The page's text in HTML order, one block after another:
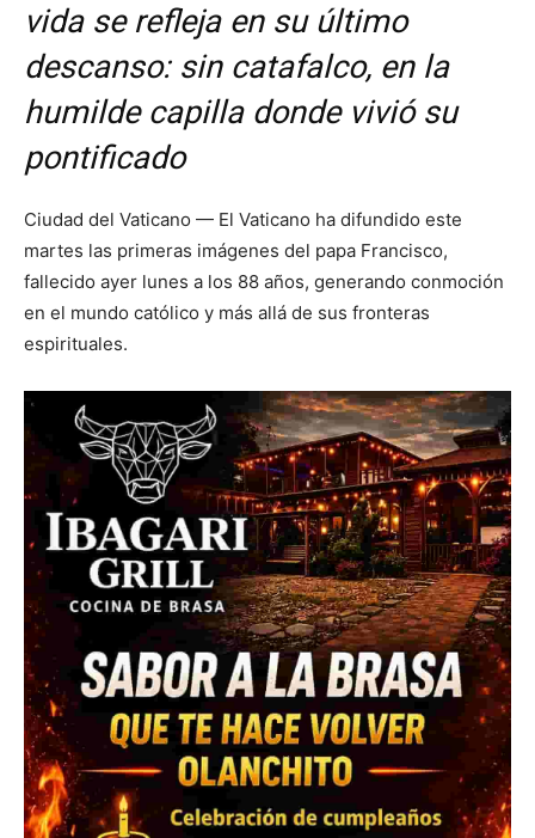
vida se refleja en su último
descanso: sin catafalco, en la
humilde capilla donde vivió su
pontificado
Ciudad del Vaticano — El Vaticano ha difundido este
martes las primeras imágenes del papa Francisco,
fallecido ayer lunes a los 88 años, generando conmoción
en el mundo católico y más allá de sus fronteras
espirituales.